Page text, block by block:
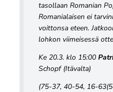
tasollaan Romanian
Romanialaisen ei
voittonsa eteen.
lohkon viimeisessä
Ke 20.3. klo 15:00
Schopf (Itävalta)
(75-37, 40-54, 16-